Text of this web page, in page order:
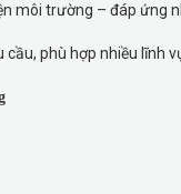
môi trường – đáp ứng
phù hợp nhiều lĩnh